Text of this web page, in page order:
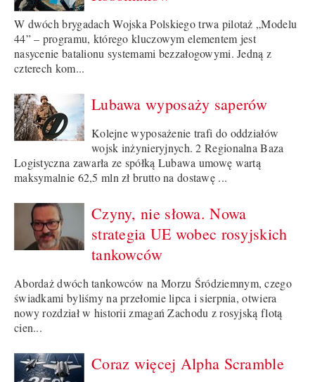
W dwóch brygadach Wojska Polskiego trwa pilotaż „Modelu
44” – programu, którego kluczowym elementem jest
nasycenie batalionu systemami bezzałogowymi. Jedną z
czterech kom...
Lubawa wyposaży saperów
Kolejne wyposażenie trafi do oddziałów
wojsk inżynieryjnych. 2 Regionalna Baza
Logistyczna zawarła ze spółką Lubawa umowę wartą
maksymalnie 62,5 mln zł brutto na dostawę ...
Czyny, nie słowa. Nowa
strategia UE wobec rosyjskich
tankowców
Abordaż dwóch tankowców na Morzu Śródziemnym, czego
świadkami byliśmy na przełomie lipca i sierpnia, otwiera
nowy rozdział w historii zmagań Zachodu z rosyjską flotą
cien...
Coraz więcej Alpha Scramble